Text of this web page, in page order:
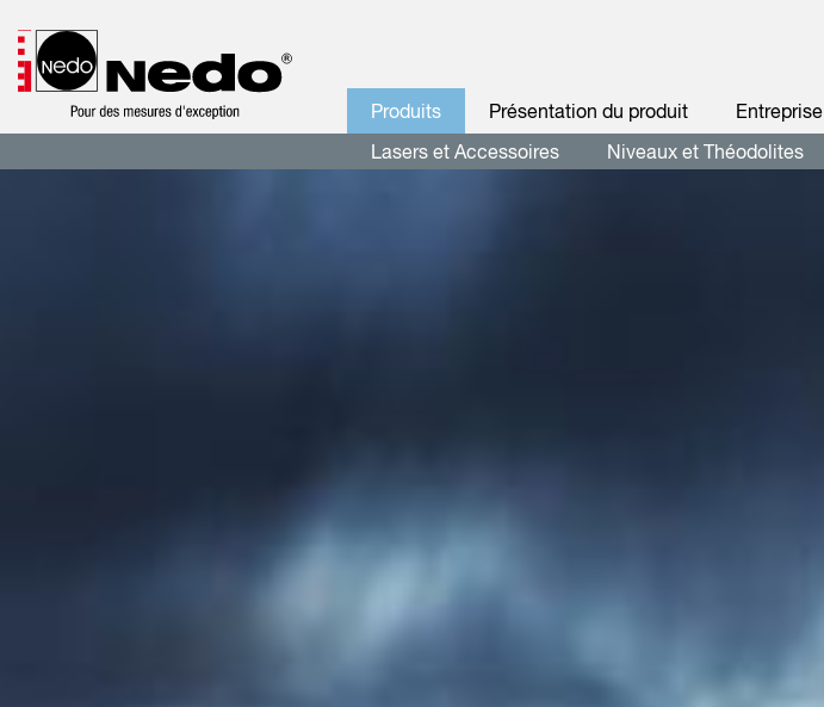
Produits
Lasers et Accessoires
Niveaux et Théodolites
Présentation du produit Entreprise